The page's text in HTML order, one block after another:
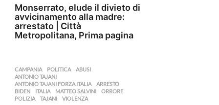
Monserrato, elude il divieto di
avvicinamento alla madre:
arrestato | Città
Metropolitana, Prima pagina
CAMPANIA ,POLITICA ABUSI
ANTONIO TAJANI
ANTONIO TAJANI FORZA ITALIA
,ARRESTO
BIDEN
,ITALIA ,MATTEO SALVINI ,ORRORE
POLIZIA
,TAJANI ,VIOLENZA